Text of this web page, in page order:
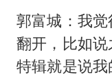
郭富城：我
翻开，比如
特辑就是说